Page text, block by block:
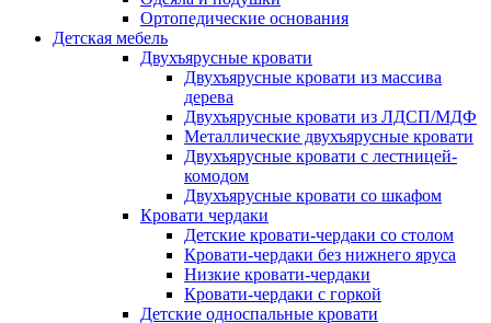
Ортопедические основания
Детская мебель
Двухъярусные кровати
Двухъярусные кровати из массива
дерева
Двухъярусные кровати из ЛДСП/МДФ
Металлические двухъярусные кровати
Двухъярусные кровати с лестницей-
комодом
Двухъярусные кровати со шкафом
Кровати чердаки
Детские кровати-чердаки со столом
Кровати-чердаки без нижнего яруса
Низкие кровати-чердаки
Кровати-чердаки с горкой
Детские односпальные кровати